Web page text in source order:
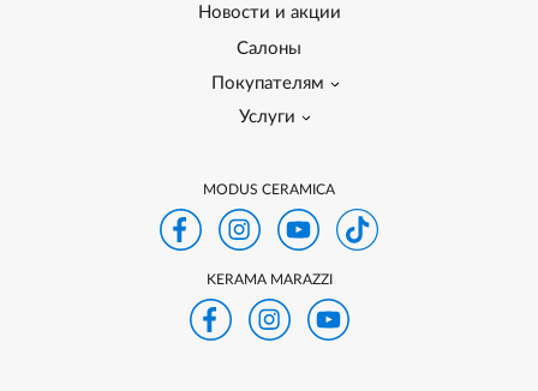
Новости и акции
Салоны
Покупателям
Услуги
MODUS CERAMICA
KERAMA MARAZZI